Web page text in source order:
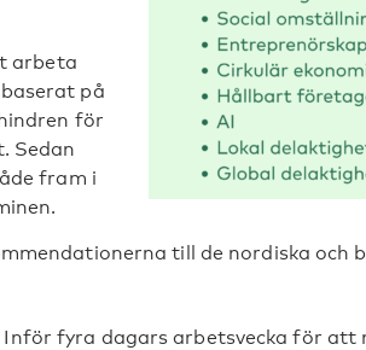
arbeta
på
för
Sedan
fram i
till de nordiska och
Inför fyra dagars arbetsvecka för att